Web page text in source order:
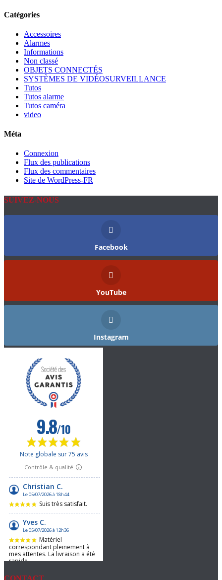
Catégories
Accessoires
Alarmes
Informations
Non classé
OBJETS CONNECTÉS
SYSTÈMES DE VIDÉOSURVEILLANCE
Tutos
Tutos alarme
Tutos caméra
video
Méta
Connexion
Flux des publications
Flux des commentaires
Site de WordPress-FR
SUIVEZ-NOUS
Facebook
YouTube
Instagram
CONTACT